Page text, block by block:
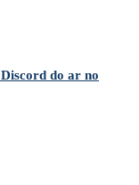
do ar no